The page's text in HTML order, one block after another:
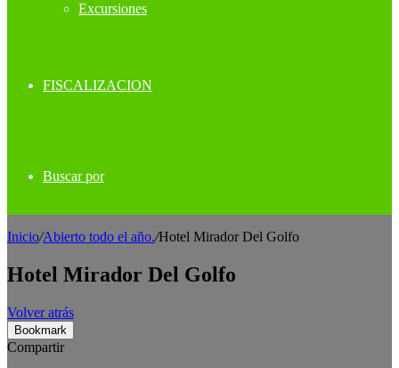
Excursiones
FISCALIZACION
Buscar por
Inicio/Abierto todo el año./Hotel Mirador Del Golfo
Hotel Mirador Del Golfo
Volver atrás
Bookmark
Compartir